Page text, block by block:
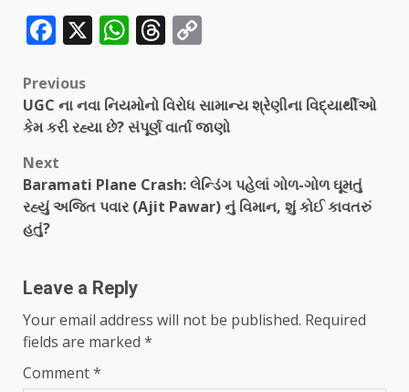
Facebook
X WhatsApp
Threads
Previous
UGC ના નવા નિયમોનો વિરોધ સામાન્ય શ્રેણીના વિદ્યાર્થીઓ
કેમ કરી રહ્યા છે? સંપૂર્ણ વાર્તા જાણો
Next
Baramati Plane Crash: લેન્ડિંગ પહેલાં ગોળ-ગોળ ઘૂમતું
રહ્યું અજિત પવાર (Ajit Pawar) નું વિમાન, શું કોઈ કાવતરું
હતું?
Leave a Reply
Your email address will not be published. Required
fields are marked *
Comment*